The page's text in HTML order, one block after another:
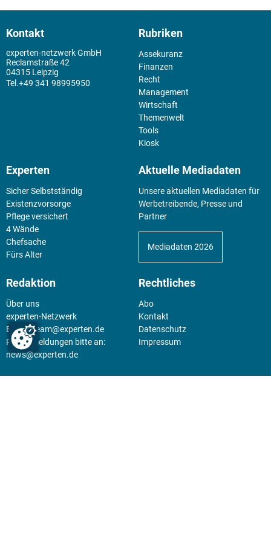
Kontakt
experten-netzwerk GmbH
Reclamstraße 42
04315 Leipzig
+49 341 98995950
Rubriken
Assekuranz
Finanzen
Recht
Management
Wirtschaft
Themenwelt
Tools
Kiosk
Experten
Sicher Selbstständig
Existenz­vorsorge
Pflege versichert
4 Wände
Chefsache
Fürs Alter
Aktuelle Mediadaten
Unsere aktuellen Mediadaten für
Werbetreibende, Presse und
Partner
Mediadaten 2026
Redaktion
Über uns
experten-Netzwerk
E-Mail:team@experten.de
Pressemeldungen bitte an:
news@experten.de
Rechtliches
Abo
Kontakt
Datenschutz
Impressum